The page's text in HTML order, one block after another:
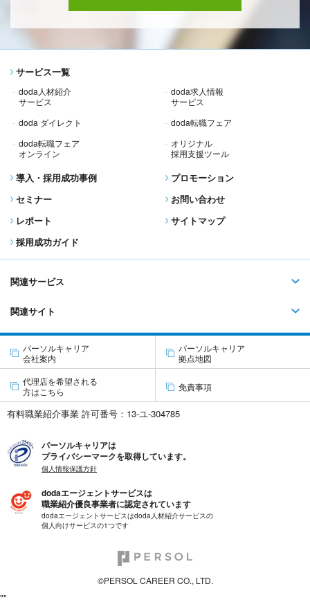
サービス一覧
doda人材紹介
サービス
doda求人情報
サービス
doda ダイレクト
doda転職フェア
doda転職フェア
オンライン
オリジナル
採用支援ツール
導入・採用成功事例
セミナー
レポート
採用成功ガイド
プロモーション
お問い合わせ
サイトマップ
関連サービス
関連サイト
パーソルキャリア
会社案内
パーソルキャリア
拠点地図
代理店を希望される
方はこちら
免責事項
有料職業紹介事業 許可番号：13-ユ-304785
パーソルキャリアは
プライバシーマークを取得しています。
個人情報保護方針
dodaエージェントサービスは
職業紹介優良事業者に認定されています
dodaエージェントサービスはdoda人材紹介サービスの
個人向けサービスの1つです
©PERSOL CAREER CO., LTD.
""